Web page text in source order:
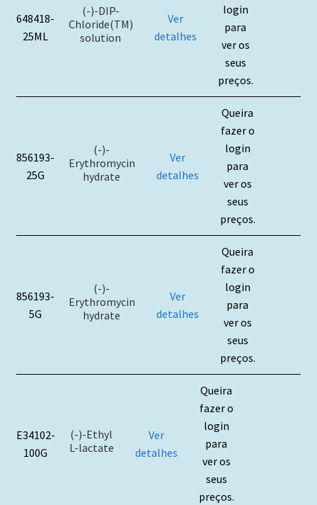
648418-
25ML
(-)-DIP-
Chloride(TM)
solution
Ver
detalhes
login
para
ver os
seus
preços.
856193-
25G
(-)-
Erythromycin
hydrate
Ver
detalhes
Queira
fazer o
login
para
ver os
seus
preços.
856193-
5G
(-)-
Erythromycin
hydrate
Ver
detalhes
Queira
fazer o
login
para
ver os
seus
preços.
E34102-
100G
(-)-Ethyl
L-lactate
Ver
detalhes
Queira
fazer o
login
para
ver os
seus
preços.